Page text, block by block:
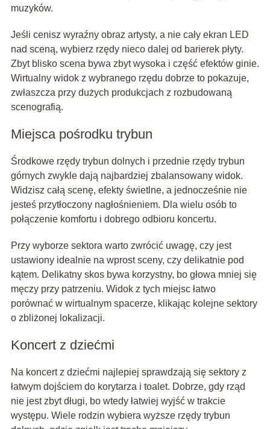
muzyków.
Jeśli cenisz wyraźny obraz artysty, a nie cały ekran LED
nad sceną, wybierz rzędy nieco dalej od barierek płyty.
Zbyt blisko scena bywa zbyt wysoka i część efektów ginie.
Wirtualny widok z wybranego rzędu dobrze to pokazuje,
zwłaszcza przy dużych produkcjach z rozbudowaną
scenografią.
Miejsca pośrodku trybun
Środkowe rzędy trybun dolnych i przednie rzędy trybun
górnych zwykle dają najbardziej zbalansowany widok.
Widzisz całą scenę, efekty świetlne, a jednocześnie nie
jesteś przytłoczony nagłośnieniem. Dla wielu osób to
połączenie komfortu i dobrego odbioru koncertu.
Przy wyborze sektora warto zwrócić uwagę, czy jest
ustawiony idealnie na wprost sceny, czy delikatnie pod
kątem. Delikatny skos bywa korzystny, bo głowa mniej się
męczy przy patrzeniu. Widok z tych miejsc łatwo
porównać w wirtualnym spacerze, klikając kolejne sektory
o zbliżonej lokalizacji.
Koncert z dziećmi
Na koncert z dziećmi najlepiej sprawdzają się sektory z
łatwym dojściem do korytarza i toalet. Dobrze, gdy rząd
nie jest zbyt długi, bo wtedy łatwiej wyjść w trakcie
występu. Wiele rodzin wybiera wyższe rzędy trybun